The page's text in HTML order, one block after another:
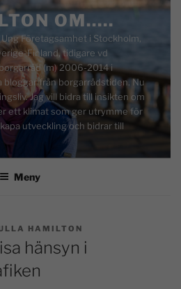
OM…..
Företagsamhet i Stockholm,
Finland, tidigare vd
(m) 2006-2014 i
bloggar från borgarrådstiden. Nu
Jag vill bidra till insikten om
ett klimat som ger utrymme för
utveckling och bidrar till
Meny
HAMILTON
hänsyn i